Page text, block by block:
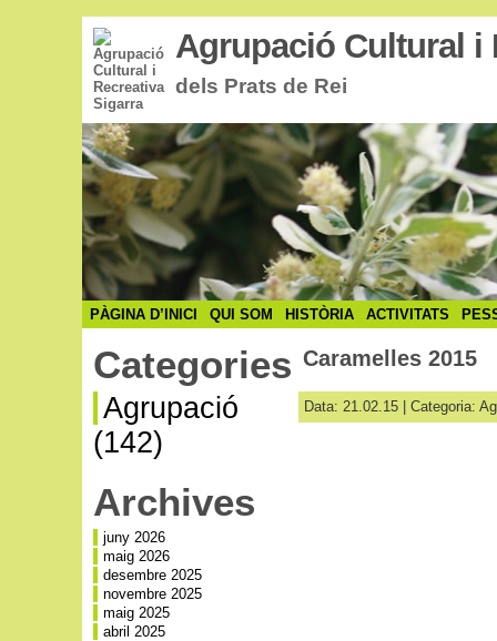
Agrupació Cultural i
dels Prats de Rei
PÀGINA D’INICI QUI SOM HISTÒRIA ACTIVITATS
Categories
Agrupació
(142)
Archives
juny 2026
maig 2026
desembre 2025
novembre 2025
maig 2025
abril 2025
Caramelles 2015
Data: 21.02.15 | Categoria: